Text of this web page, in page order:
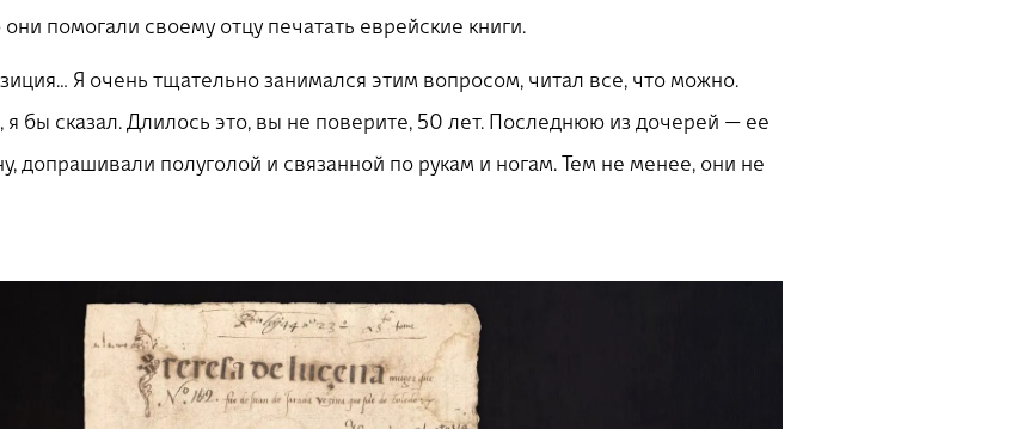
помогали своему отцу печатать еврейские книги.
Я очень тщательно занимался этим вопросом, читал все, что можно.
бы сказал. Длилось это, вы не поверите, 50 лет. Последнюю из дочерей — ее
допрашивали полуголой и связанной по рукам и ногам. Тем не менее, они не